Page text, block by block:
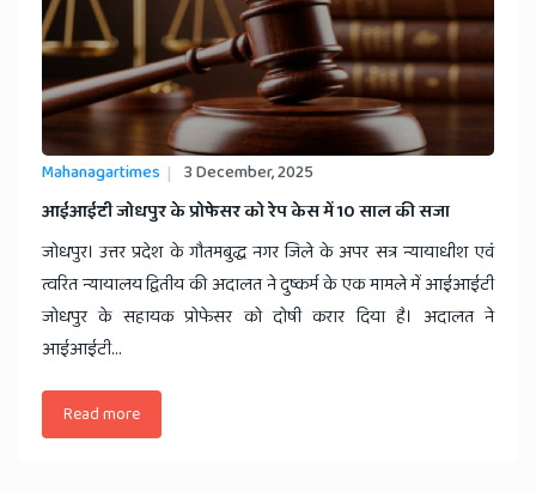
Mahanagartimes 3 December, 2025
​आईआईटी जोधपुर के प्रोफेसर को रेप केस में 10 साल की सजा
जोधपुर। उत्तर प्रदेश के गौतमबुद्ध नगर जिले के अपर सत्र न्यायाधीश एवं
त्वरित न्यायालय द्वितीय की अदालत ने दुष्कर्म के एक मामले में आईआईटी
जोधपुर के सहायक प्रोफेसर को दोषी करार दिया है। अदालत ने
आईआईटी...
Read more